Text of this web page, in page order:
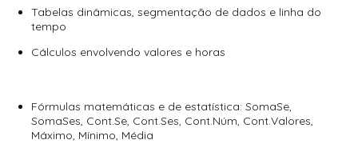
Tabelas dinâmicas, segmentação de dados e linha do
tempo
Cálculos envolvendo valores e horas
Fórmulas matemáticas e de estatística: SomaSe,
SomaSes, Cont.Se, Cont.Ses, Cont.Núm, Cont.Valores,
Máximo, Mínimo, Média